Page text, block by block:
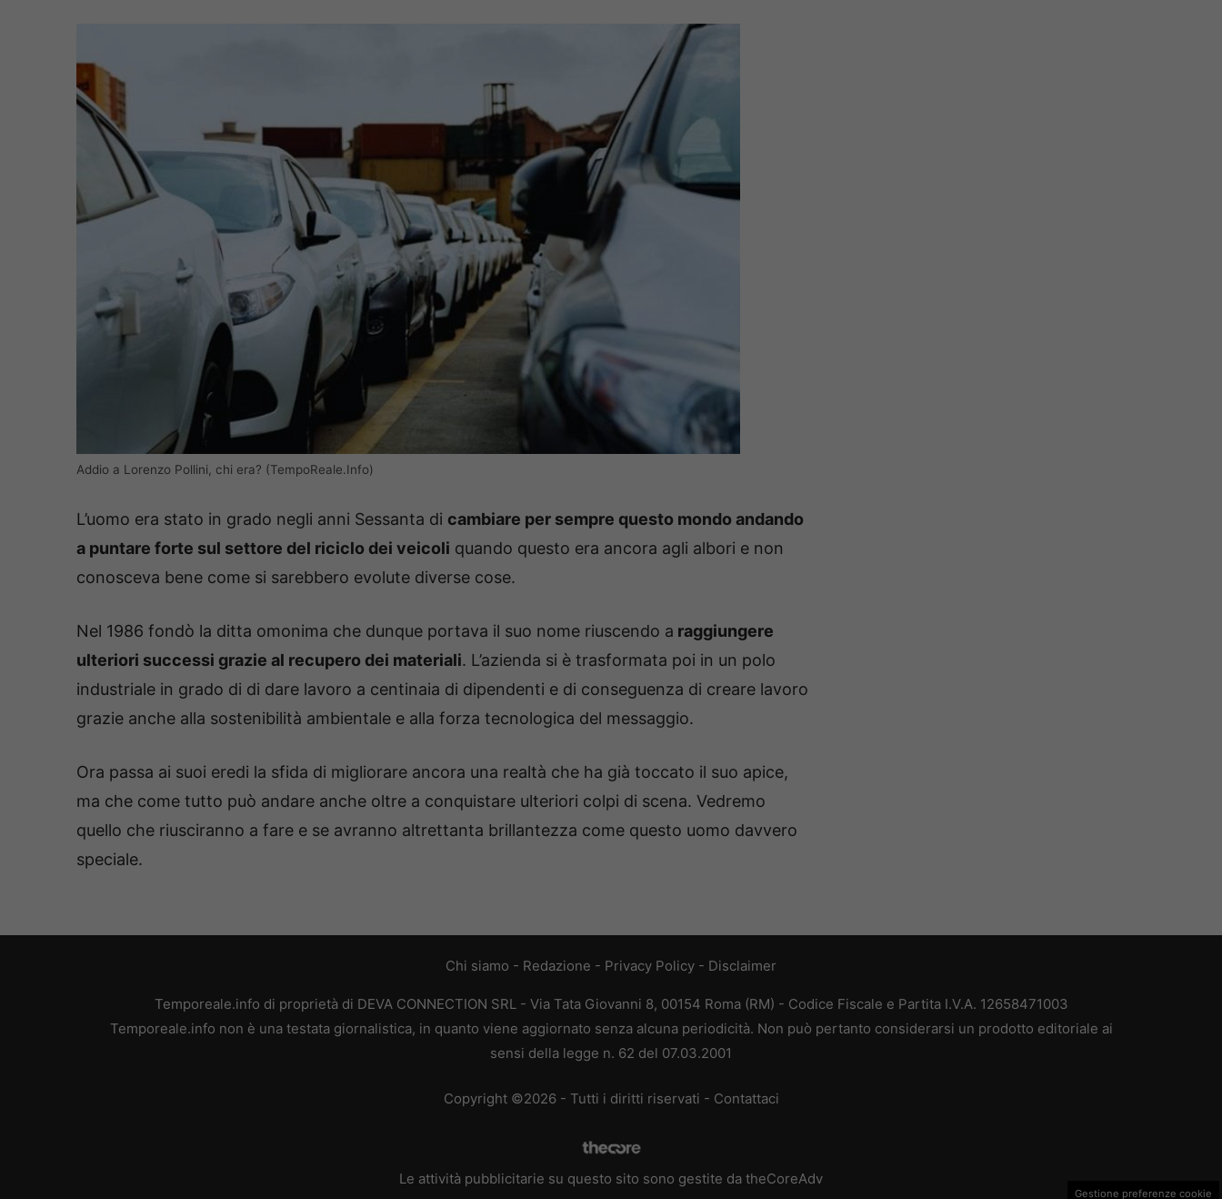
Addio a Lorenzo Pollini, chi era? (TempoReale.Info)
L’uomo era stato in grado negli anni Sessanta di cambiare per sempre questo mondo andando
a puntare forte sul settore del riciclo dei veicoli quando questo era ancora agli albori e non
conosceva bene come si sarebbero evolute diverse cose.
Nel 1986 fondò la ditta omonima che dunque portava il suo nome riuscendo a raggiungere
ulteriori successi grazie al recupero dei materiali. L’azienda si è trasformata poi in un polo
industriale in grado di di dare lavoro a centinaia di dipendenti e di conseguenza di creare lavoro
grazie anche alla sostenibilità ambientale e alla forza tecnologica del messaggio.
Ora passa ai suoi eredi la sfida di migliorare ancora una realtà che ha già toccato il suo apice,
ma che come tutto può andare anche oltre a conquistare ulteriori colpi di scena. Vedremo
quello che riusciranno a fare e se avranno altrettanta brillantezza come questo uomo davvero
speciale.
Chi siamo - Redazione - Privacy Policy - Disclaimer
Temporeale.info di proprietà di DEVA CONNECTION SRL - Via Tata Giovanni 8, 00154 Roma (RM) - Codice Fiscale e Partita I.V.A. 12658471003
Temporeale.info non è una testata giornalistica, in quanto viene aggiornato senza alcuna periodicità. Non può pertanto considerarsi un prodotto editoriale ai
sensi della legge n. 62 del 07.03.2001
Copyright ©2026 - Tutti i diritti riservati - Contattaci
Le attività pubblicitarie su questo sito sono gestite da theCoreAdv
Gestione preferenze cookie